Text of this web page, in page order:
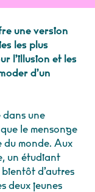
une version
les plus
l’illusion et les
d’un
une
le mensonge
du monde. Aux
un étudiant
d’autres
deux jeunes